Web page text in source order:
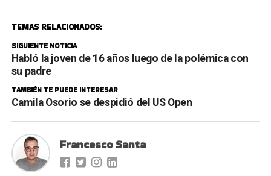
TEMAS RELACIONADOS:
SIGUIENTE NOTICIA
Habló la joven de 16 años luego de la polémica con
su padre
TAMBIÉN TE PUEDE INTERESAR
Camila Osorio se despidió del US Open
Francesco Santa